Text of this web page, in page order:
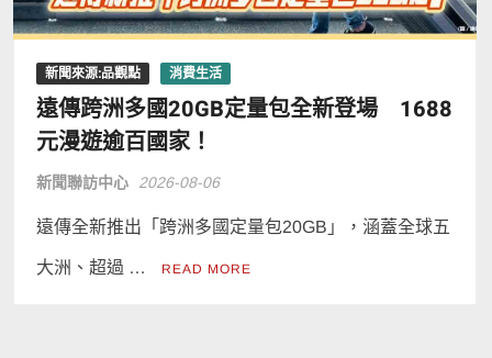
新聞來源:品觀點 消費生活
遠傳跨洲多國20GB定量包全新登場 1688
元漫遊逾百國家！
新聞聯訪中心 2026-08-06
遠傳全新推出「跨洲多國定量包20GB」，涵蓋全球五
大洲、超過 … READ MORE